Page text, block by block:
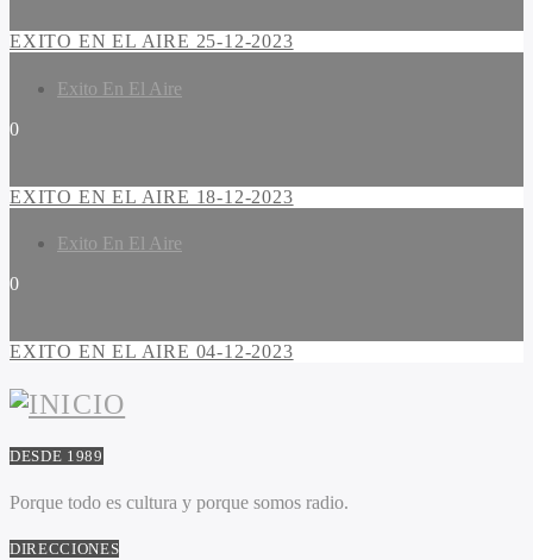
EXITO EN EL AIRE 25-12-2023
Exito En El Aire
0
EXITO EN EL AIRE 18-12-2023
Exito En El Aire
0
EXITO EN EL AIRE 04-12-2023
DESDE 1989
Porque todo es cultura y porque somos radio.
DIRECCIONES